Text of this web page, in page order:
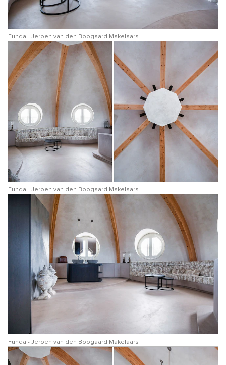
Funda - Jeroen van den Boogaard Makelaars
Funda - Jeroen van den Boogaard Makelaars
Funda - Jeroen van den Boogaard Makelaars